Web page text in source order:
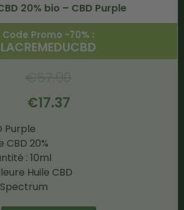
20% bio – CBD Purple
Code Promo -70% :
LACREMEDUCBD
€17.37
Purple
CBD 20%
: 10ml
Huile CBD
Spectrum